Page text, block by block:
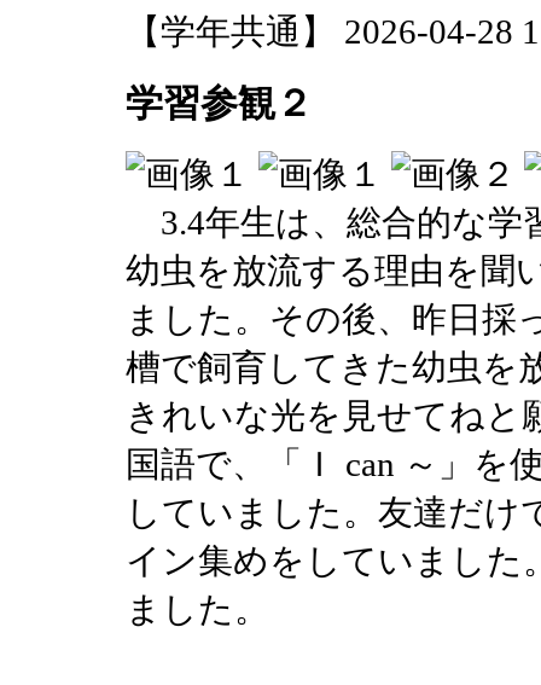
【学年共通】 2026-04-28
学習参観２
3.4年生は、総合的な学
幼虫を放流する理由を聞
ました。その後、昨日採
槽で飼育してきた幼虫を
きれいな光を見せてねと
国語で、「Ｉ can ～」を
していました。友達だけ
イン集めをしていました
ました。